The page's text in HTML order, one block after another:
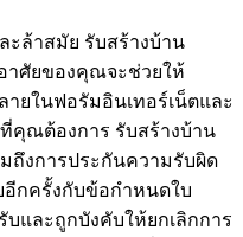
ะล้าสมัย รับสร้างบ้าน
าศัยของคุณจะช่วยให้
ยในฟอรัมอินเทอร์เน็ตและ
คุณต้องการ รับสร้างบ้าน
ถึงการประกันความรับผิด
กครั้งกับข้อกำหนดใบ
และถูกบังคับให้ยกเลิกการ